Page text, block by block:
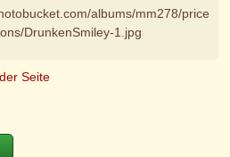
albums/mm278/price
DrunkenSmiley-1.jpg
Seite